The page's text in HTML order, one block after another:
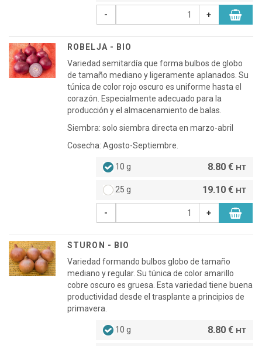
- +
ROBELJA - BIO
Variedad semitardía que forma bulbos de globo
de tamaño mediano y ligeramente aplanados. Su
túnica de color rojo oscuro es uniforme hasta el
corazón. Especialmente adecuado para la
producción y el almacenamiento de balas.
Siembra: solo siembra directa en marzo-abril
Cosecha: Agosto-Septiembre.
10 g 8.80 € HT
25 g 19.10 € HT
- +
STURON - BIO
Variedad formando bulbos globo de tamaño
mediano y regular. Su túnica de color amarillo
cobre oscuro es gruesa. Esta variedad tiene buena
productividad desde el trasplante a principios de
primavera.
10 g 8.80 € HT